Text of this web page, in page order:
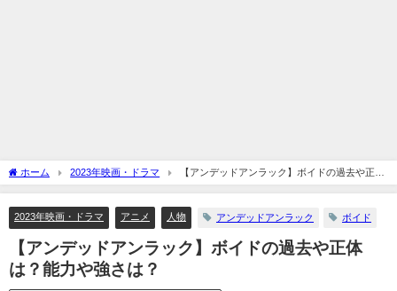
ホーム 2023年映画・ドラマ
【アンデッドアンラック】ボイドの過去や正体
は？能力や強さは？
2023年映画・ドラマ アニメ 人物 アンデッドアンラック ボイド
【アンデッドアンラック】ボイドの過去や正体
は？能力や強さは？